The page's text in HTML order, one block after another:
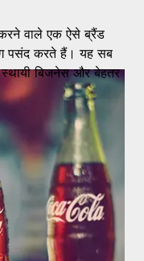
करने वाले एक ऐसे ब्रैंड
पसंद करते हैं। यह सब
बिजनेस और बेहतर